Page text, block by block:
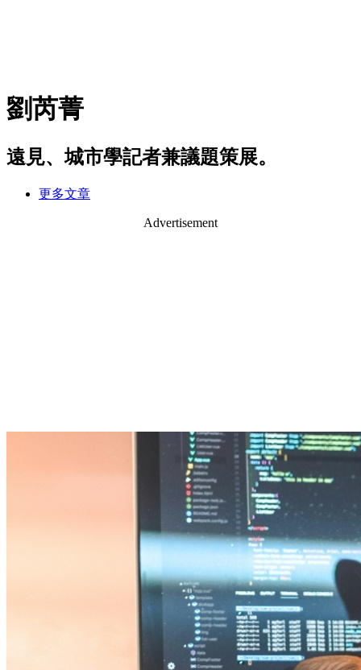
劉芮菁
遠見、城市學記者兼議題策展。
更多文章
Advertisement